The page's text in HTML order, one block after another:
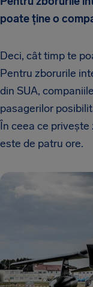
poate ține o
Deci, cât timp te
Pentru zborurile
din SUA,
pasagerilor
În ceea ce
este de patru ore.